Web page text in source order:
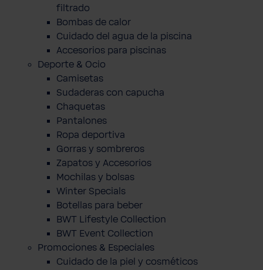
filtrado
Bombas de calor
Cuidado del agua de la piscina
Accesorios para piscinas
Deporte & Ocio
Camisetas
Sudaderas con capucha
Chaquetas
Pantalones
Ropa deportiva
Gorras y sombreros
Zapatos y Accesorios
Mochilas y bolsas
Winter Specials
Botellas para beber
BWT Lifestyle Collection
BWT Event Collection
Promociones & Especiales
Cuidado de la piel y cosméticos